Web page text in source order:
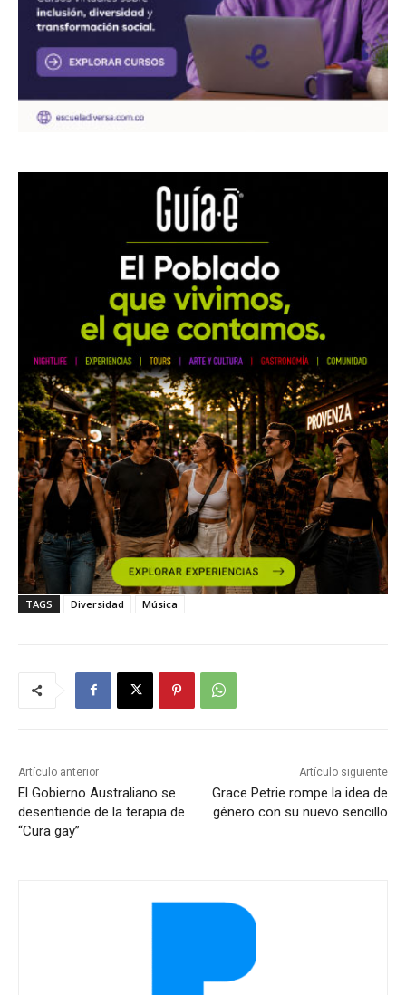
TAGS Diversidad Música
Artículo anterior
El Gobierno Australiano se
desentiende de la terapia de
“Cura gay”
Artículo siguiente
Grace Petrie rompe la idea de
género con su nuevo sencillo